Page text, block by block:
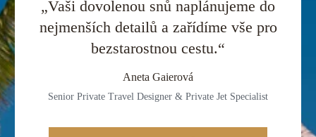
„Vaši dovolenou snů naplánujeme do
nejmenších detailů a zařídíme vše pro
bezstarostnou cestu.“
Aneta Gaierová
Senior Private Travel Designer & Private Jet Specialist